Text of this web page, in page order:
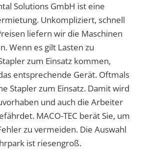
Solutions GmbH ist eine
Unkompliziert, schnell
liefern wir die Maschinen
Wenn es gilt Lasten zu
zum Einsatz kommen,
entsprechende Gerät. Oftmals
Stapler zum Einsatz. Damit wird
und auch die Arbeiter
MACO-TEC berät Sie, um
zu vermeiden. Die Auswahl
ist riesengroß.